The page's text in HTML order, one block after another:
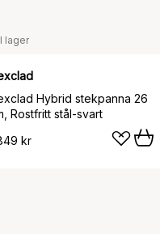
I lager
Hybrid stekpanna 26
Rostfritt stål-svart
kr